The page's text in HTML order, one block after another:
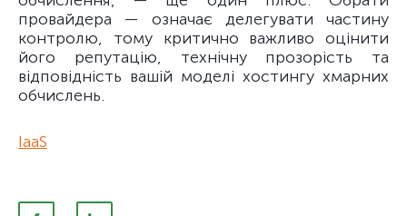
провайдера — означає делегувати частину
контролю, тому критично важливо оцінити
його репутацію, технічну прозорість та
відповідність вашій моделі хостингу хмарних
обчислень.
IaaS